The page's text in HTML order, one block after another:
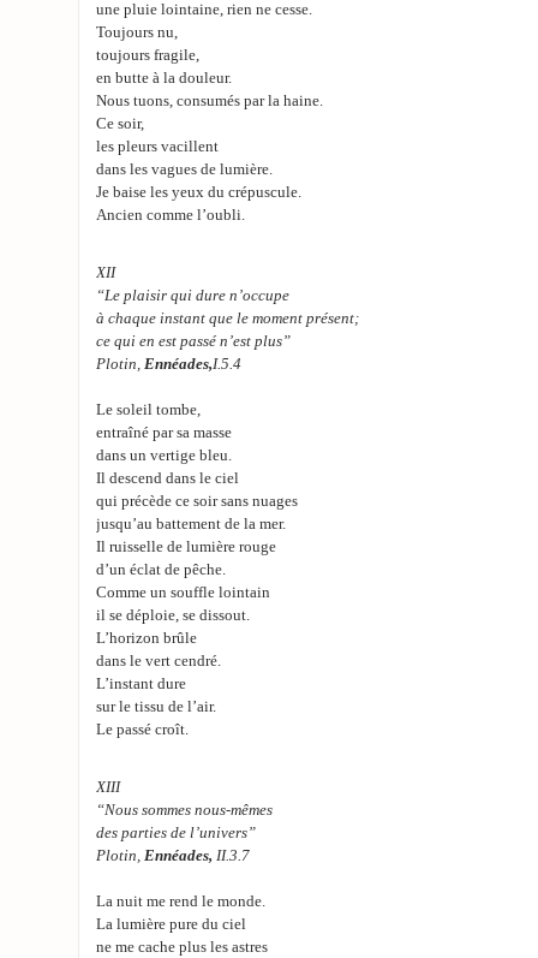
une pluie lointaine, rien ne cesse.
Toujours nu,
toujours fragile,
en butte à la douleur.
Nous tuons, consumés par la haine.
Ce soir,
les pleurs vacillent
dans les vagues de lumière.
Je baise les yeux du crépuscule.
Ancien comme l’oubli.
XII
“Le plaisir qui dure n’occupe
à chaque instant que le moment présent;
ce qui en est passé n’est plus”
Plotin, Ennéades,I.5.4
Le soleil tombe,
entraîné par sa masse
dans un vertige bleu.
Il descend dans le ciel
qui précède ce soir sans nuages
jusqu’au battement de la mer.
Il ruisselle de lumière rouge
d’un éclat de pêche.
Comme un souffle lointain
il se déploie, se dissout.
L’horizon brûle
dans le vert cendré.
L’instant dure
sur le tissu de l’air.
Le passé croît.
XIII
“Nous sommes nous-mêmes
des parties de l’univers”
Plotin, Ennéades, II.3.7
La nuit me rend le monde.
La lumière pure du ciel
ne me cache plus les astres